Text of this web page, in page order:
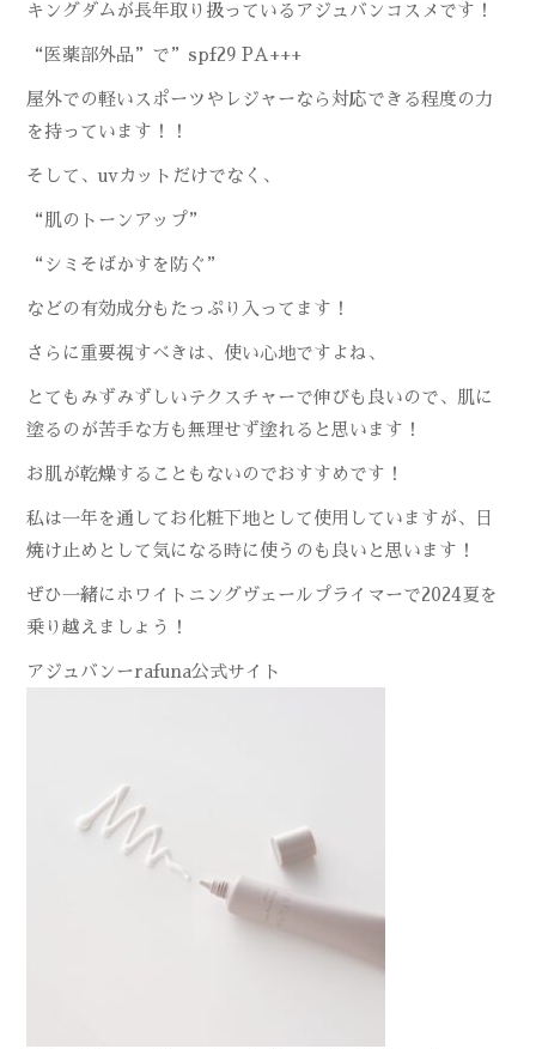
キングダムが長年取り扱っているアジュバンコスメです！
“医薬部外品”で”spf29 PA+++
屋外での軽いスポーツやレジャーなら対応できる程度の力
を持っています！！
そして、uvカットだけでなく、
“肌のトーンアップ”
“シミそばかすを防ぐ”
などの有効成分もたっぷり入ってます！
さらに重要視すべきは、使い心地ですよね、
とてもみずみずしいテクスチャーで伸びも良いので、肌に
塗るのが苦手な方も無理せず塗れると思います！
お肌が乾燥することもないのでおすすめです！
私は一年を通してお化粧下地として使用していますが、日
焼け止めとして気になる時に使うのも良いと思います！
ぜひ一緒にホワイトニングヴェールプライマーで2024夏を
乗り越えましょう！
アジュバンーrafuna公式サイト